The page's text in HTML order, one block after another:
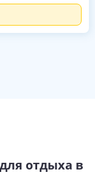
отдыха в